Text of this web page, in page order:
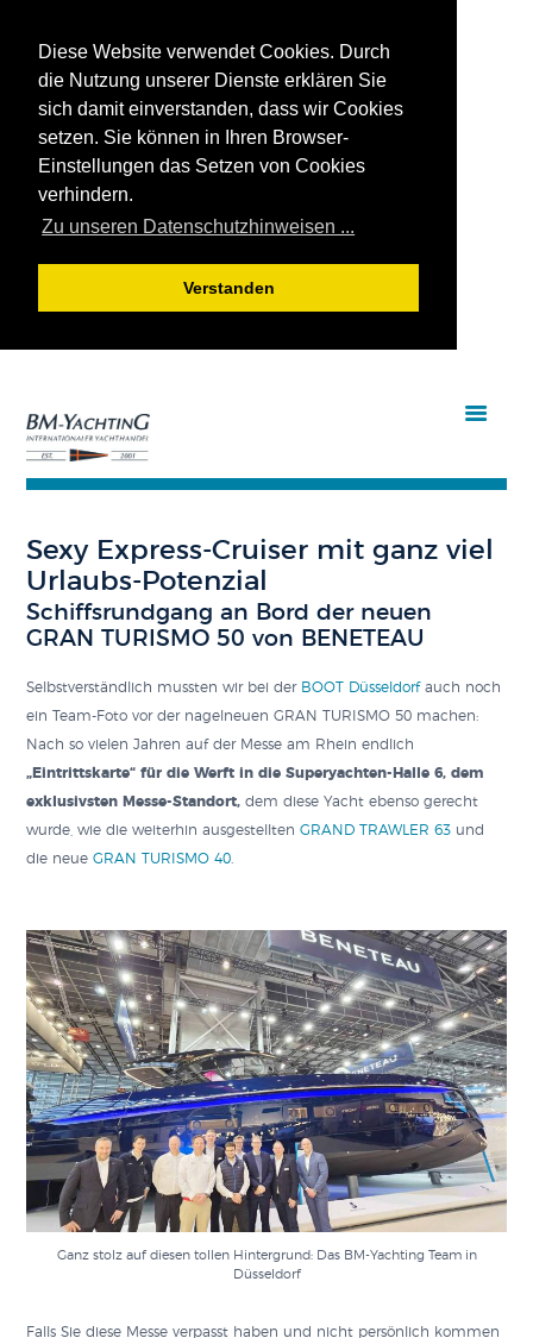
Diese Website verwendet Cookies. Durch
die Nutzung unserer Dienste erklären Sie
sich damit einverstanden, dass wir Cookies
setzen. Sie können in Ihren Browser-
Einstellungen das Setzen von Cookies
verhindern.
Zu unseren Datenschutzhinweisen ...
Verstanden
Sexy Express-Cruiser mit ganz viel
Urlaubs-Potenzial
Schiffsrundgang an Bord der neuen
GRAN TURISMO 50 von BENETEAU
Selbstverständlich mussten wir bei der BOOT Düsseldorfauch noch
ein Team-Foto vor der nagelneuen GRAN TURISMO 50 machen:
Nach so vielen Jahren auf der Messe am Rhein endlich
„Eintrittskarte“ für die Werft in die Superyachten-Halle 6, dem
exklusivsten Messe-Standort,dem diese Yacht ebenso gerecht
wurde, wie die weiterhin ausgestelltenGRAND TRAWLER 63 und
die neueGRAN TURISMO 40
Ganz stolz auf diesen tollen Hintergrund: Das BM-Yachting Team in
Düsseldorf
Falls Sie diese Messe verpasst haben und nicht persönlich kommen